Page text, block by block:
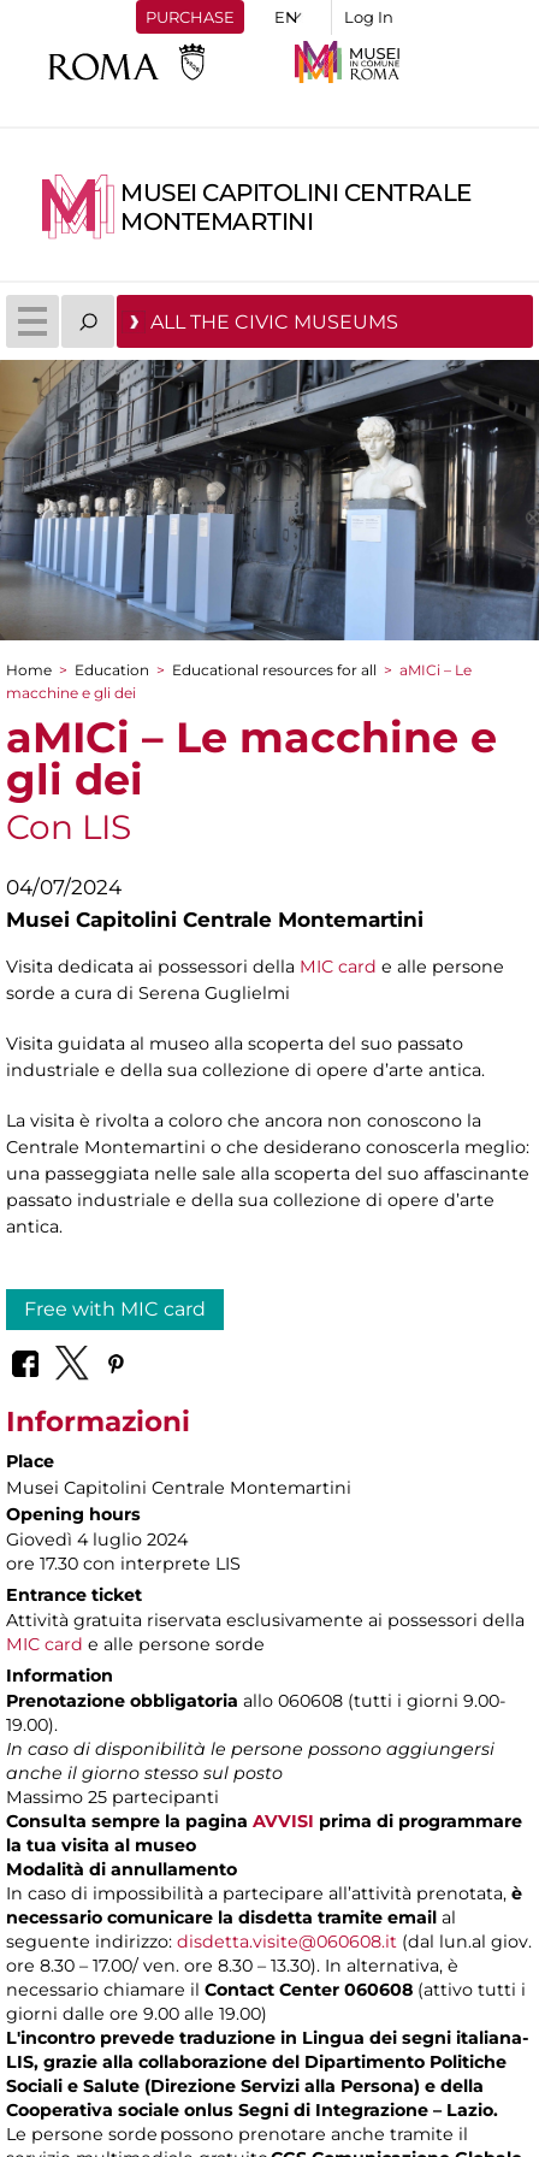
PURCHASE Log In
MUSEI CAPITOLINI CENTRALE
MONTEMARTINI
ALL THE CIVIC MUSEUMS
You are here
Home > Education > Educational resources for all > aMICi – Le
macchine e gli dei
aMICi – Le macchine e
gli dei
Con LIS
04/07/2024
Musei Capitolini Centrale Montemartini
Visita dedicata ai possessori della MIC card e alle persone
sorde a cura di Serena Guglielmi
Visita guidata al museo alla scoperta del suo passato
industriale e della sua collezione di opere d’arte antica.
La visita è rivolta a coloro che ancora non conoscono la
Centrale Montemartini o che desiderano conoscerla meglio:
una passeggiata nelle sale alla scoperta del suo affascinante
passato industriale e della sua collezione di opere d’arte
antica.
Free with MIC card
Informazioni
Place
Musei Capitolini Centrale Montemartini
Opening hours
Giovedì 4 luglio 2024
ore 17.30 con interprete LIS
Entrance ticket
Attività gratuita riservata esclusivamente ai possessori della
MIC card e alle persone sorde
Information
Prenotazione obbligatoria allo 060608 (tutti i giorni 9.00-
19.00).
In caso di disponibilità le persone possono aggiungersi
anche il giorno stesso sul posto
Massimo 25 partecipanti
Consulta sempre la pagina AVVISI prima di programmare
la tua visita al museo
Modalità di annullamento
In caso di impossibilità a partecipare all’attività prenotata, è
necessario comunicare la disdetta tramite email al
seguente indirizzo: disdetta.visite@060608.it (dal lun.al giov.
ore 8.30 – 17.00/ ven. ore 8.30 – 13.30). In alternativa, è
necessario chiamare il Contact Center 060608 (attivo tutti i
giorni dalle ore 9.00 alle 19.00)
L'incontro prevede traduzione in Lingua dei segni italiana-
LIS, grazie alla collaborazione del Dipartimento Politiche
Sociali e Salute (Direzione Servizi alla Persona) e della
Cooperativa sociale onlus Segni di Integrazione – Lazio.
Le persone sorde possono prenotare anche tramite il